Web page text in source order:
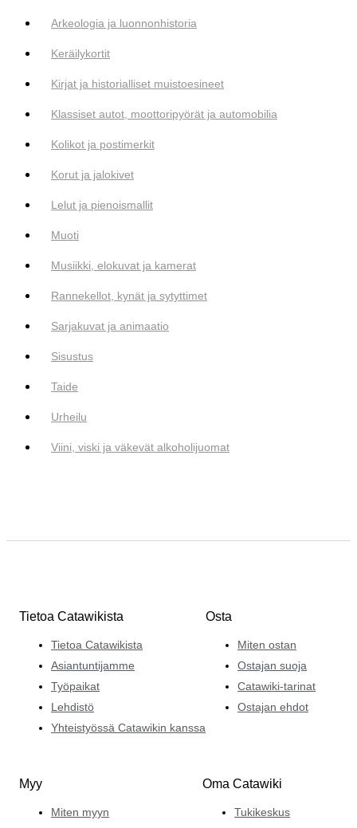
Arkeologia ja luonnonhistoria
Keräilykortit
Kirjat ja historialliset muistoesineet
Klassiset autot, moottoripyörät ja automobilia
Kolikot ja postimerkit
Korut ja jalokivet
Lelut ja pienoismallit
Muoti
Musiikki, elokuvat ja kamerat
Rannekellot, kynät ja sytyttimet
Sarjakuvat ja animaatio
Sisustus
Taide
Urheilu
Viini, viski ja väkevät alkoholijuomat
Tietoa Catawikista
Tietoa Catawikista
Asiantuntijamme
Työpaikat
Lehdistö
Yhteistyössä Catawikin kanssa
Osta
Miten ostan
Ostajan suoja
Catawiki-tarinat
Ostajan ehdot
Myy
Miten myyn
Oma Catawiki
Tukikeskus